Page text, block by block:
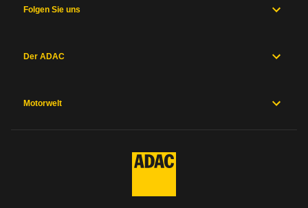
Folgen Sie uns
Der ADAC
Motorwelt